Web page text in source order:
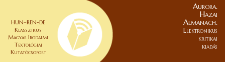
HUN–REN-DE
Klasszikus
Magyar Irodalmi
Textológiai
Kutatócsoport
Aurora.
Hazai
Almanach.
Elektronikus
kritikai
kiadás